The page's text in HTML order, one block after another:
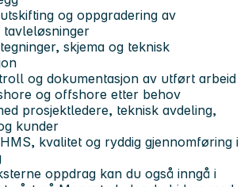
og oppgradering av
tavleløsninger
skjema og teknisk
og dokumentasjon av utført arbeid
og offshore etter behov
prosjektledere, teknisk avdeling,
kunder
kvalitet og ryddig gjennomføring i
oppdrag kan du også inngå i